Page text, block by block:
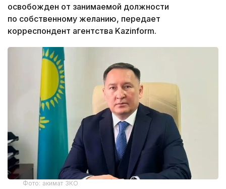
освобожден от занимаемой должности
по собственному желанию, передает
корреспондент агентства Kazinform.
Фото: акимат ЗКО